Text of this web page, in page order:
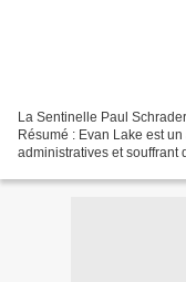
La Sentinelle Paul
Résumé : Evan Lake est
administratives et souffrant